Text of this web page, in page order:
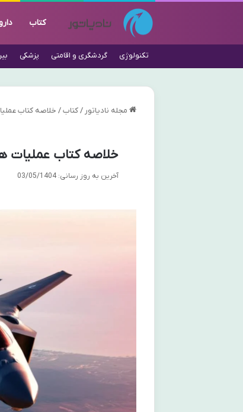
کتاب
تکنولوژی گردشگری و اقامتی پزشکی
مجله نادیاتور / کتاب / خلاصه کتاب
خلاصه کتاب عملیات
آخرین به روز رسانی: 03/05/1404